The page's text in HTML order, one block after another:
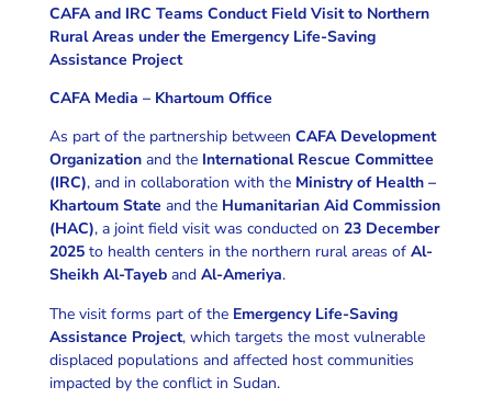
CAFA and IRC Teams Conduct Field Visit to Northern
Rural Areas under the Emergency Life-Saving
Assistance Project
CAFA Media – Khartoum Office
As part of the partnership between CAFA Development
Organization and the International Rescue Committee
(IRC), and in collaboration with the Ministry of Health –
Khartoum State and the Humanitarian Aid Commission
(HAC), a joint field visit was conducted on 23 December
2025 to health centers in the northern rural areas of Al-
Sheikh Al-Tayeb and Al-Ameriya.
The visit forms part of the Emergency Life-Saving
Assistance Project, which targets the most vulnerable
displaced populations and affected host communities
impacted by the conflict in Sudan.